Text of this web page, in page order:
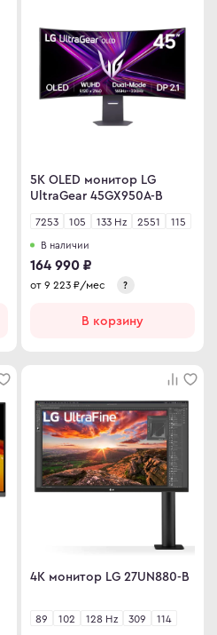
5K OLED монитор LG
UltraGear 45GX950A-B
7253 105 133 Hz 2551 115
В наличии
164 990 ₽
от 9 223₽/мес ?
В корзину
4K монитор LG 27UN880-B
89 102 128 Hz 309 114